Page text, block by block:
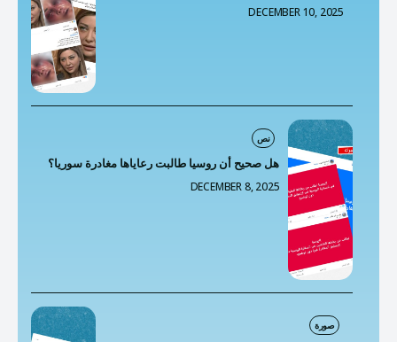
DECEMBER 10, 2025
نص
هل صحيح أن روسيا طالبت رعاياها مغادرة سوريا؟
DECEMBER 8, 2025
صورة